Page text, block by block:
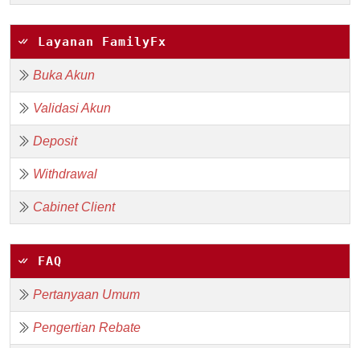
Layanan FamilyFx
Buka Akun
Validasi Akun
Deposit
Withdrawal
Cabinet Client
FAQ
Pertanyaan Umum
Pengertian Rebate